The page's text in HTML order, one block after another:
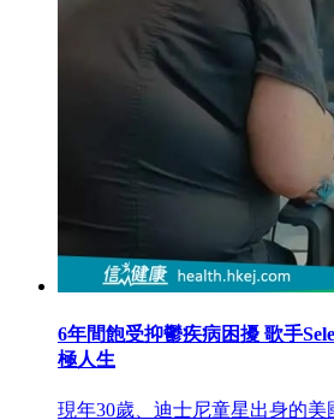
6年間飽受抑鬱疾病困擾 歌手
極人生
現年30歲、迪士尼童星出身的美